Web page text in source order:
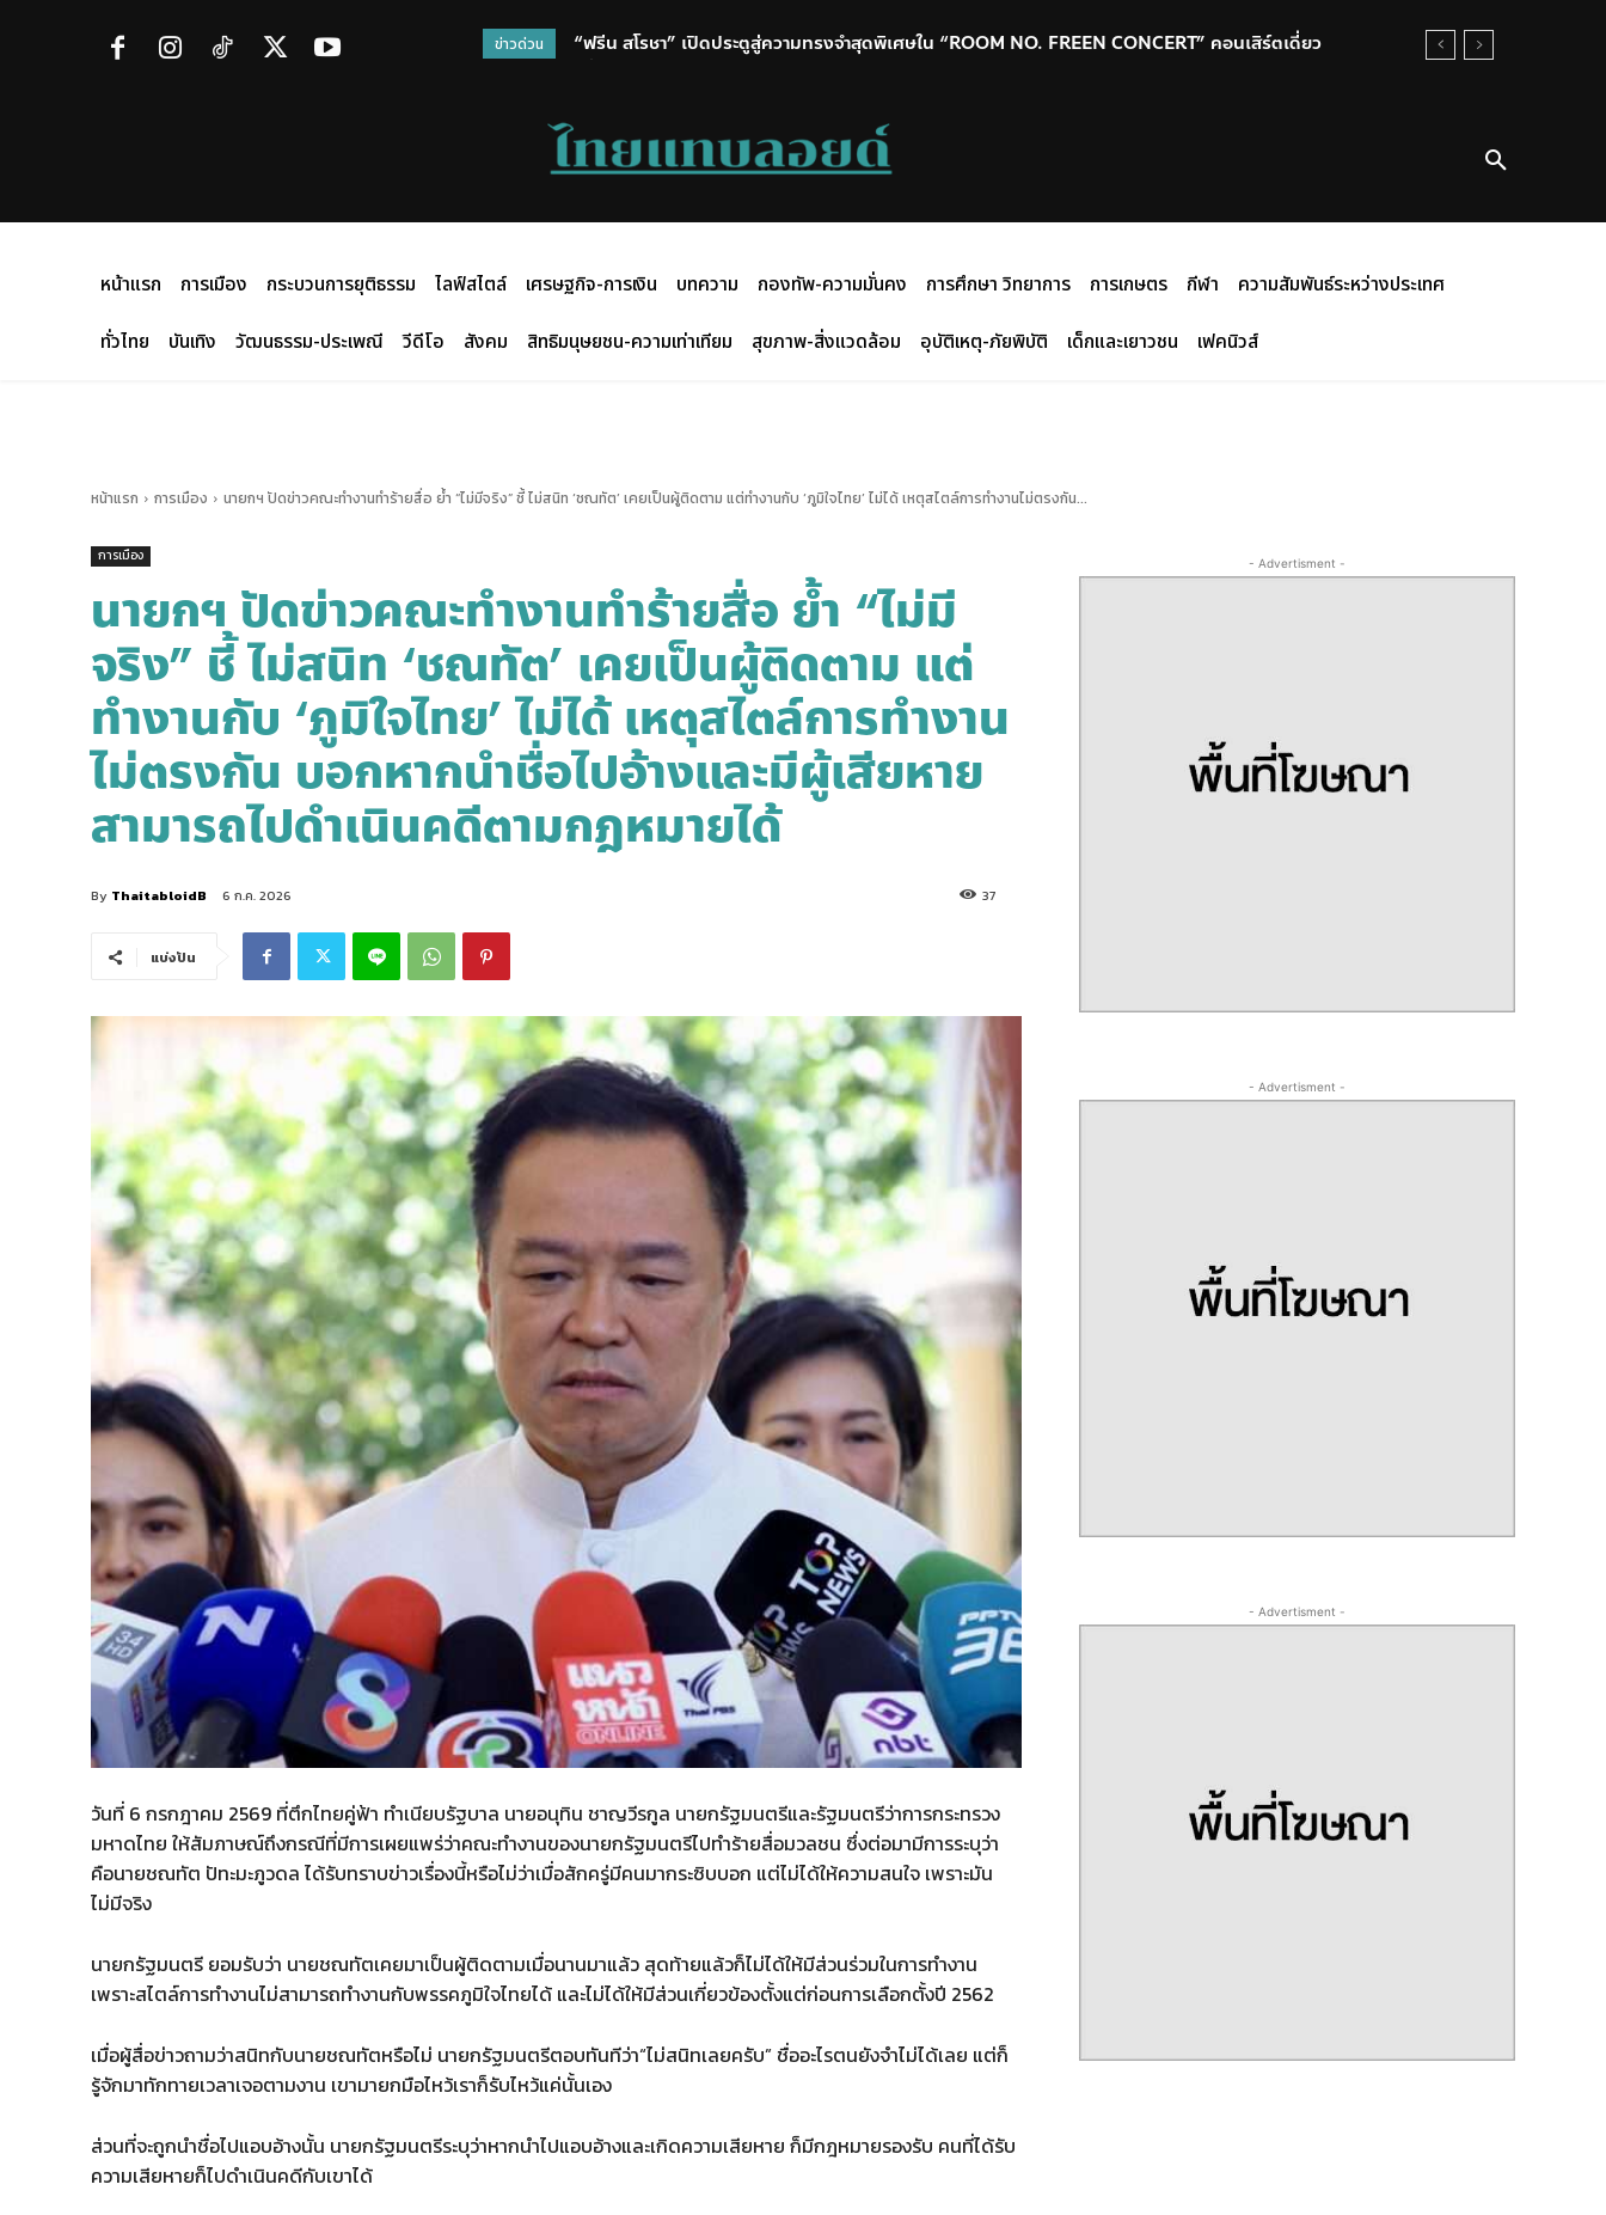
ข่าวด่วน
“ฟรีน สโรชา” เปิดประตูสู่ความทรงจำสุดพิเศษใน “ROOM NO. FREEN CONCERT” คอนเสิร์ตเดี่ยว
หน้าแรก การเมือง กระบวนการยุติธรรม ไลฟ์สไตล์ เศรษฐกิจ-การเงิน บทความ กองทัพ-ความมั่นคง การศึกษา วิทยาการ การเกษตร กีฬา
ความสัมพันธ์ระหว่างประเทศ
ทั่วไทย
บันเทิง วัฒนธรรม-ประเพณี วีดีโอ สังคม สิทธิมนุษยชน-ความเท่าเทียม สุขภาพ-สิ่งแวดล้อม อุบัติเหตุ-ภัยพิบัติ เด็กและเยาวชน เฟคนิวส์
หน้าแรก การเมือง นายกฯ ปัดข่าวคณะทำงานทำร้ายสื่อ ย้ำ “ไม่มีจริง” ชี้ ไม่สนิท ‘ชณทัต’ เคยเป็นผู้ติดตาม แต่ทำงานกับ ‘ภูมิใจไทย’ ไม่ได้ เหตุสไตล์การทำงานไม่ตรงกัน...
การเมือง
นายกฯ ปัดข่าวคณะทำงานทำร้ายสื่อ ย้ำ “ไม่มี
จริง” ชี้ ไม่สนิท ‘ชณทัต’ เคยเป็นผู้ติดตาม แต่
ทำงานกับ ‘ภูมิใจไทย’ ไม่ได้ เหตุสไตล์การทำงาน
ไม่ตรงกัน บอกหากนำชื่อไปอ้างและมีผู้เสียหาย
สามารถไปดำเนินคดีตามกฎหมายได้
By ThaitabloidB 6 ก.ค. 2026 37
แบ่งปัน
วันที่ 6 กรกฎาคม 2569 ที่ตึกไทยคู่ฟ้า ทำเนียบรัฐบาล นายอนุทิน ชาญวีรกูล นายกรัฐมนตรีและรัฐมนตรีว่าการกระทรวง
มหาดไทย ให้สัมภาษณ์ถึงกรณีที่มีการเผยแพร่ว่าคณะทำงานของนายกรัฐมนตรีไปทำร้ายสื่อมวลชน ซึ่งต่อมามีการระบุว่า
คือนายชณทัต ปัทะมะภูวดล ได้รับทราบข่าวเรื่องนี้หรือไม่ว่าเมื่อสักครู่มีคนมากระซิบบอก แต่ไม่ได้ให้ความสนใจ เพราะมัน
ไม่มีจริง
นายกรัฐมนตรี ยอมรับว่า นายชณทัตเคยมาเป็นผู้ติดตามเมื่อนานมาแล้ว สุดท้ายแล้วก็ไม่ได้ให้มีส่วนร่วมในการทำงาน
เพราะสไตล์การทำงานไม่สามารถทำงานกับพรรคภูมิใจไทยได้ และไม่ได้ให้มีส่วนเกี่ยวข้องตั้งแต่ก่อนการเลือกตั้งปี 2562
เมื่อผู้สื่อข่าวถามว่าสนิทกับนายชณทัตหรือไม่ นายกรัฐมนตรีตอบทันทีว่า“ไม่สนิทเลยครับ” ชื่ออะไรตนยังจำไม่ได้เลย แต่ก็
รู้จักมาทักทายเวลาเจอตามงาน เขามายกมือไหว้เราก็รับไหว้แค่นั้นเอง
ส่วนที่จะถูกนำชื่อไปแอบอ้างนั้น นายกรัฐมนตรีระบุว่าหากนำไปแอบอ้างและเกิดความเสียหาย ก็มีกฎหมายรองรับ คนที่ได้รับ
ความเสียหายก็ไปดำเนินคดีกับเขาได้
- Advertisment -
- Advertisment -
- Advertisment -